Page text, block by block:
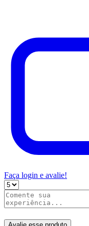
Faça login e avalie!